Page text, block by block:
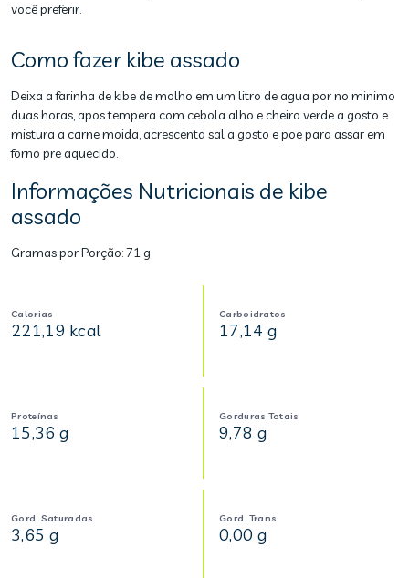
você preferir.
Como fazer kibe assado
Deixa a farinha de kibe de molho em um litro de agua por no minimo
duas horas, apos tempera com cebola alho e cheiro verde a gosto e
mistura a carne moida, acrescenta sal a gosto e poe para assar em
forno pre aquecido.
Informações Nutricionais de kibe
assado
Gramas por Porção:71 g
Calorias
221,19 kcal
Carboidratos
17,14 g
Proteínas
15,36 g
Gorduras Totais
9,78 g
Gord. Saturadas
3,65 g
Gord. Trans
0,00 g